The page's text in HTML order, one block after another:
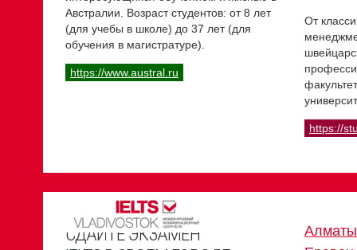
Австралии. Возраст студентов: от 8 лет
(для учебы в школе) до 37 лет (для
обучения в магистратуре).
https://www.austral.ru
От
https://
СДАЙТЕ ЭКЗАМЕН
Алматы